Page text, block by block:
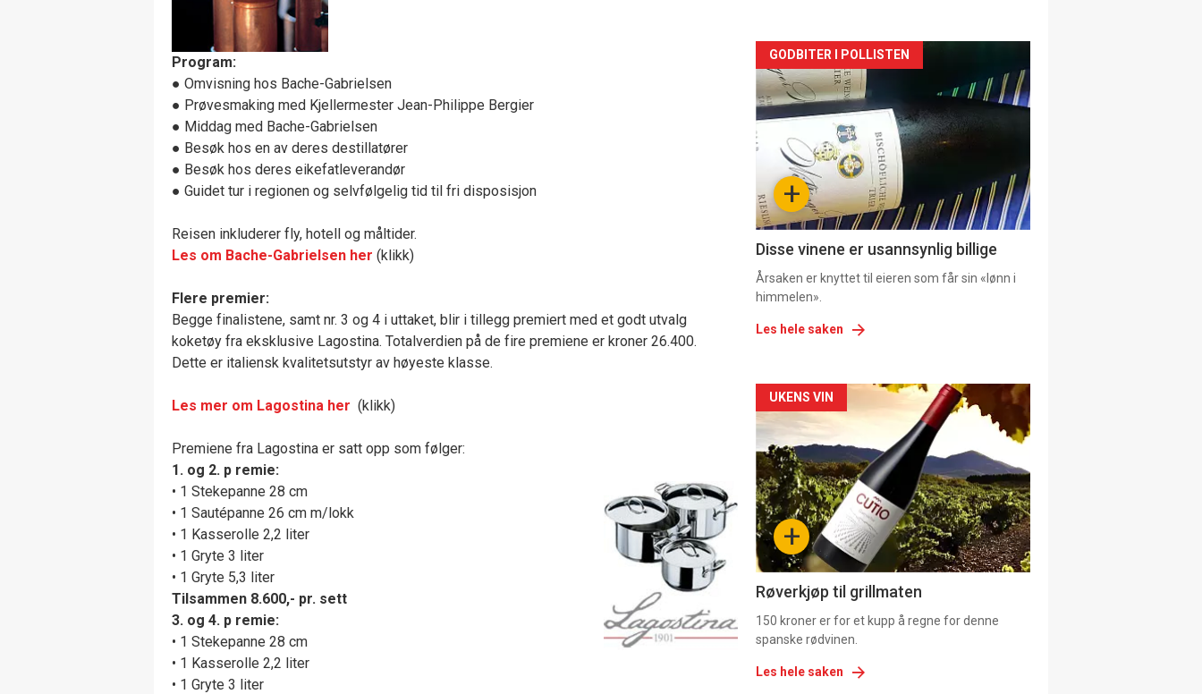
Program:
● Omvisning hos Bache-Gabrielsen
● Prøvesmaking med Kjellermester Jean-Philippe Bergier
● Middag med Bache-Gabrielsen
● Besøk hos en av deres destillatører
● Besøk hos deres eikefatleverandør
● Guidet tur i regionen og selvfølgelig tid til fri disposisjon
Reisen inkluderer fly, hotell og måltider.
Les om Bache-Gabrielsen her (klikk)
Flere premier:
Begge finalistene, samt nr. 3 og 4 i uttaket, blir i tillegg premiert med et godt utvalg
koketøy fra eksklusive Lagostina. Totalverdien på de fire premiene er kroner 26.400.
Dette er italiensk kvalitetsutstyr av høyeste klasse.
Les mer om Lagostina her (klikk)
Premiene fra Lagostina er satt opp som følger:
1. og 2. p remie:
• 1 Stekepanne 28 cm
• 1 Sautépanne 26 cm m/lokk
• 1 Kasserolle 2,2 liter
• 1 Gryte 3 liter
• 1 Gryte 5,3 liter
Tilsammen 8.600,- pr. sett
3. og 4. p remie:
• 1 Stekepanne 28 cm
• 1 Kasserolle 2,2 liter
• 1 Gryte 3 liter
Artikler
detail
-
section
11
Dagens
rett
+
GODBITER I POLLISTEN
Disse vinene er usannsynlig billige
Årsaken er knyttet til eieren som får sin «lønn i
himmelen».
Les hele saken
Artikler
detail
-
section
11
Dagens
rett
2
+
UKENS VIN
Røverkjøp til grillmaten
150 kroner er for et kupp å regne for denne
spanske rødvinen.
Les hele saken